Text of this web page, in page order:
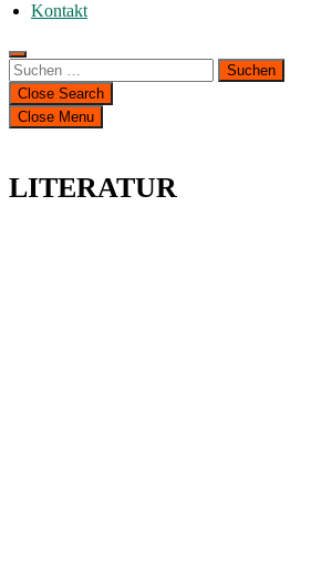
Kontakt
Suchen
nach:
Close Search
Close Menu
LITERATUR